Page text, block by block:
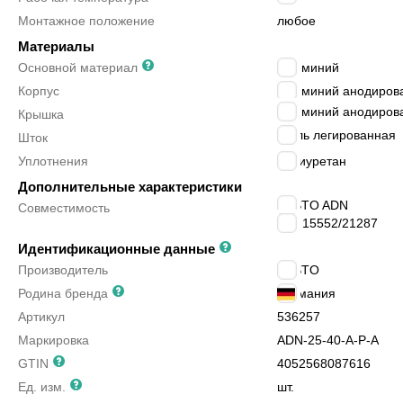
Монтажное положение
любое
Материалы
Основной материал
алюминий
Корпус
алюминий
Крышка
алюминий
Шток
сталь легированная
Уплотнения
полиуретан
Дополнительные характеристики
Совместимость
FESTO ADN
ISO 15552/21287
Идентификационные данные
Производитель
FESTO
Родина бренда
Германия
Артикул
536257
Маркировка
ADN-25-40-A-P-A
GTIN
4052568087616
Ед. изм.
шт.